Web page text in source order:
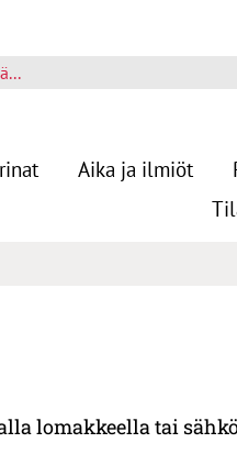
Aika ja ilmiöt
lomakkeella tai